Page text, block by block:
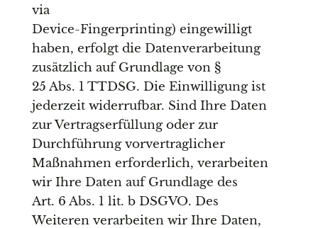
via
Device-Fingerprinting) eingewilligt
haben, erfolgt die Datenverarbeitung
zusätzlich auf Grundlage von §
25 Abs. 1 TTDSG. Die Einwilligung ist
jederzeit widerrufbar. Sind Ihre Daten
zur Vertragserfüllung oder zur
Durchführung vorvertraglicher
Maßnahmen erforderlich, verarbeiten
wir Ihre Daten auf Grundlage des
Art. 6 Abs. 1 lit. b DSGVO. Des
Weiteren verarbeiten wir Ihre Daten,